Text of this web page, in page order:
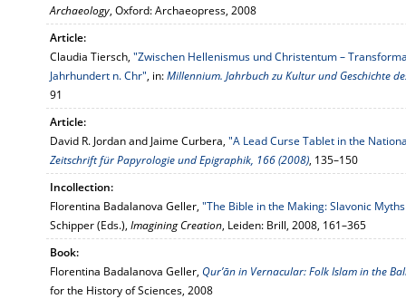
Archaeology, Oxford: Archaeopress, 2008
Article:
Claudia Tiersch, "Zwischen Hellenismus und Christentum –
Jahrhundert n. Chr", in:Millennium. Jahrbuch zu Kultur und Geschichte
91
Article:
David R. Jordan and Jaime Curbera, "A Lead Curse Tablet in the
Zeitschrift für Papyrologie und Epigraphik, 166 (2008), 135–150
Incollection:
Florentina Badalanova Geller, "The Bible in the Making: Slavonic
Schipper (Eds.), Imagining Creation, Leiden: Brill, 2008, 161–365
Book:
Florentina Badalanova Geller, Qur’ān in Vernacular: Folk Islam in the
for the History of Sciences, 2008